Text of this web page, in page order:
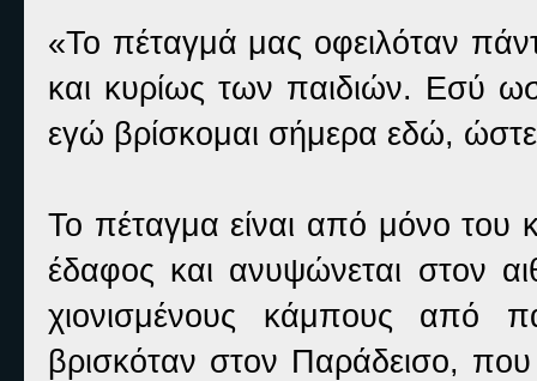
«Το πέταγμά μας οφειλόταν
και κυρίως των παιδιών. Εσύ
εγώ βρίσκομαι σήμερα εδώ,
Το πέταγμα είναι από μόνο του
έδαφος και ανυψώνεται στον
χιονισμένους κάμπους από
βρισκόταν στον Παράδεισο,